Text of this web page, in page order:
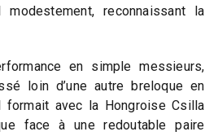
reconnaissant la
en simple messieurs,
loin d’une autre breloque en
formait avec la Hongroise Csilla
face à une redoutable paire